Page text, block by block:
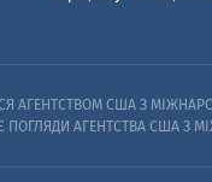
США З
ПОГЛЯДИ АГЕНТСТВА США З